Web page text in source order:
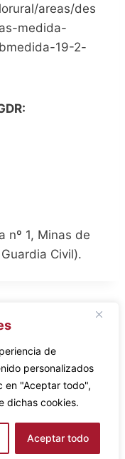
de
personalizados
en "Aceptar todo",
dichas cookies.
Aceptar todo
areas/des
medida-
19-2-
nº 1, Minas de
Civil).
de Riotinto